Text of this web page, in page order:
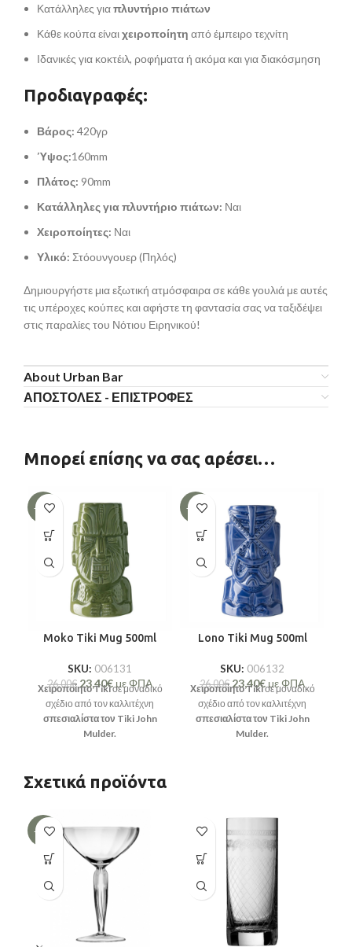
Κατάλληλες γιαπλυντήριο πιάτων
Κάθε κούπα είναιχειροποίητη από έμπειρο τεχνίτη
Ιδανικές για κοκτέιλ, ροφήματα ή ακόμα και για διακόσμηση
Προδιαγραφές:
Βάρος: 420γρ
Ύψος:160mm
Πλάτος: 90mm
Κατάλληλες για πλυντήριο πιάτων: Ναι
Χειροποίητες: Ναι
Υλικό: Στόουνγουερ (Πηλός)
Δημιουργήστε μια εξωτική ατμόσφαιρα σε κάθε γουλιά με αυτές
τις υπέροχες κούπες και αφήστε τη φαντασία σας να ταξιδέψει
στις παραλίες του Νότιου Ειρηνικού!
About Urban Bar
ΑΠΟΣΤΟΛΕΣ - ΕΠΙΣΤΡΟΦΕΣ
Μπορεί επίσης να σας αρέσει…
-10%
Moko Tiki Mug 500ml
SKU: 006131
26,00€ 23,40€ με ΦΠΑ
Χειροποίητο Tikiσε μοναδικό
σχέδιο από τον καλλιτέχνη
σπεσιαλίστα τον Tiki John
Mulder.
-10%
Lono Tiki Mug 500ml
SKU: 006132
26,00€ 23,40€ με ΦΠΑ
Χειροποίητο Tikiσε μοναδικό
σχέδιο από τον καλλιτέχνη
σπεσιαλίστα τον Tiki John
Mulder.
Σχετικά προϊόντα
-20%